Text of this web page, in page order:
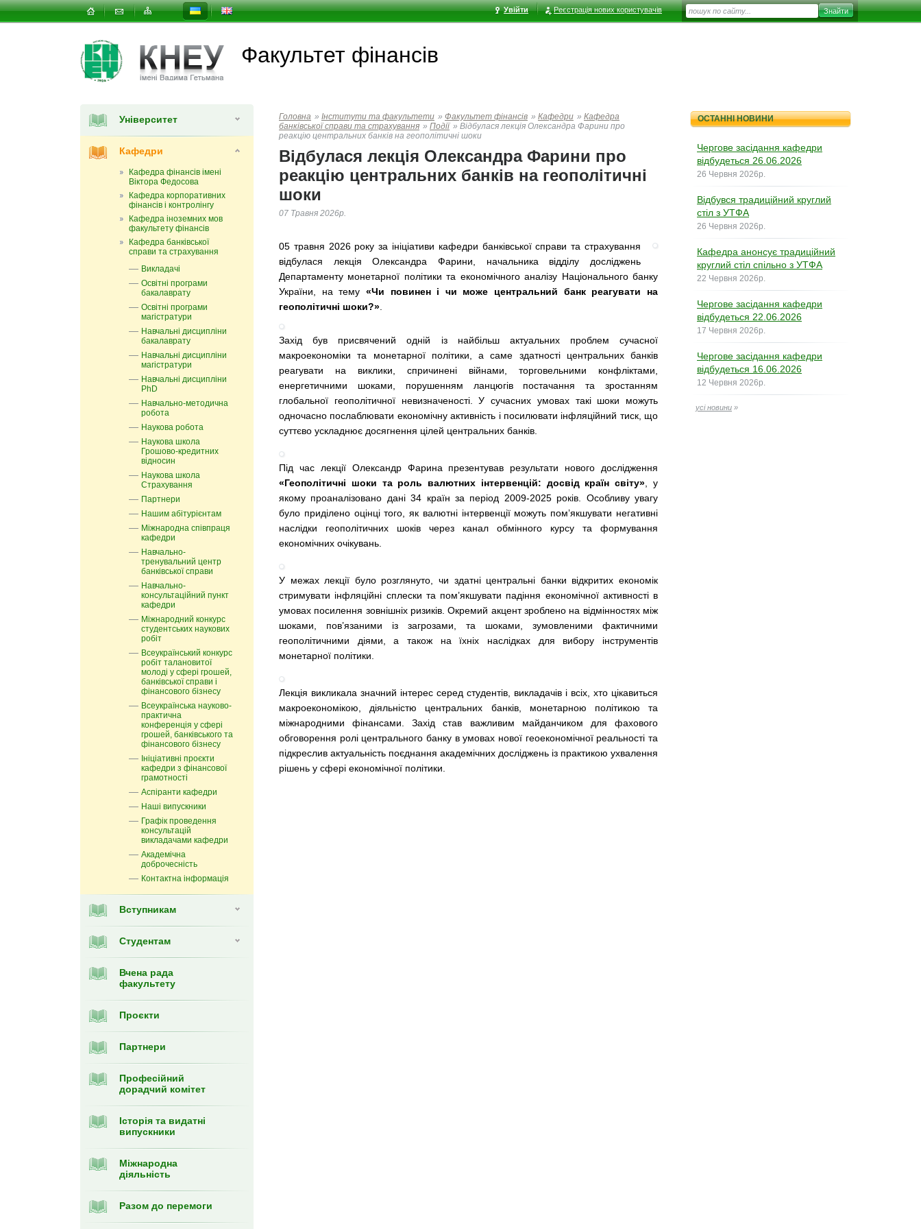
Увійти Реєстрація нових користувачів
Факультет фінансів
Університет
Кафедри
Кафедра фінансів імені
Віктора Федосова
Кафедра корпоративних
фінансів і контролінгу
Кафедра іноземних мов
факультету фінансів
Кафедра банківської
справи та страхування
Викладачі
Освітні програми
бакалаврату
Освітні програми
магістратури
Навчальні дисципліни
бакалаврату
Навчальні дисципліни
магістратури
Навчальні дисципліни
PhD
Навчально-методична
робота
Наукова робота
Наукова школа
Грошово-кредитних
відносин
Наукова школа
Страхування
Партнери
Нашим абітурієнтам
Міжнародна співпраця
кафедри
Навчально-
тренувальний центр
банківської справи
Навчально-
консультаційний пункт
кафедри
Міжнародний конкурс
студентських наукових
робіт
Всеукраїнський конкурс
робіт талановитої
молоді у сфері грошей,
банківської справи і
фінансового бізнесу
Всеукраїнська науково-
практична
конференція у сфері
грошей, банківського та
фінансового бізнесу
Ініціативні проєкти
кафедри з фінансової
грамотності
Аспіранти кафедри
Наші випускники
Графік проведення
консультацій
викладачами кафедри
Академічна
доброчесність
Контактна інформація
Вступникам
Студентам
Вчена рада
факультету
Проєкти
Партнери
Професійний
дорадчий комітет
Історія та видатні
випускники
Міжнародна
діяльність
Разом до перемоги
Головна » Інститути та факультети » Факультет фінансів » Кафедри » Кафедра
банківської справи та страхування » Події » Відбулася лекція Олександра Фарини про
реакцію центральних банків на геополітичні шоки
Відбулася лекція Олександра Фарини про
реакцію центральних банків на геополітичні
шоки
07 Травня 2026р.
05 травня 2026 року за ініціативи кафедри банківської справи та страхування
відбулася лекція Олександра Фарини, начальника відділу досліджень
Департаменту монетарної політики та економічного аналізу Національного банку
України, на тему «Чи повинен і чи може центральний банк реагувати на
геополітичні шоки?»
Захід був присвячений одній із найбільш актуальних проблем сучасної
макроекономіки та монетарної політики, а саме здатності центральних банків
реагувати на виклики, спричинені війнами, торговельними конфліктами,
енергетичними шоками, порушенням ланцюгів постачання та зростанням
глобальної геополітичної невизначеності. У сучасних умовах такі шоки можуть
одночасно послаблювати економічну активність і посилювати інфляційний тиск, що
суттєво ускладнює досягнення цілей центральних банків.
Під час лекції Олександр Фарина презентував результати нового дослідження
«Геополітичні шоки та роль валютних інтервенцій: досвід країн світу» , у
якому проаналізовано дані 34 країн за період 2009-2025 років. Особливу увагу
було приділено оцінці того, як валютні інтервенції можуть пом’якшувати негативні
наслідки геополітичних шоків через канал обмінного курсу та формування
економічних очікувань.
У межах лекції було розглянуто, чи здатні центральні банки відкритих економік
стримувати інфляційні сплески та пом’якшувати падіння економічної активності в
умовах посилення зовнішніх ризиків. Окремий акцент зроблено на відмінностях між
шоками, пов’язаними із загрозами, та шоками, зумовленими фактичними
геополітичними діями, а також на їхніх наслідках для вибору інструментів
монетарної політики.
Лекція викликала значний інтерес серед студентів, викладачів і всіх, хто цікавиться
макроекономікою, діяльністю центральних банків, монетарною політикою та
міжнародними фінансами. Захід став важливим майданчиком для фахового
обговорення ролі центрального банку в умовах нової геоекономічної реальності та
підкреслив актуальність поєднання академічних досліджень із практикою ухвалення
рішень у сфері економічної політики.
ОСТАННІ НОВИНИ
Чергове засідання кафедри
відбудеться 26.06.2026
26 Червня 2026р.
Відбувся традиційний круглий
стіл з УТФА
26 Червня 2026р.
Кафедра анонсує традиційний
круглий стіл спільно з УТФА
22 Червня 2026р.
Чергове засідання кафедри
відбудеться 22.06.2026
17 Червня 2026р.
Чергове засідання кафедри
відбудеться 16.06.2026
12 Червня 2026р.
усі новини »